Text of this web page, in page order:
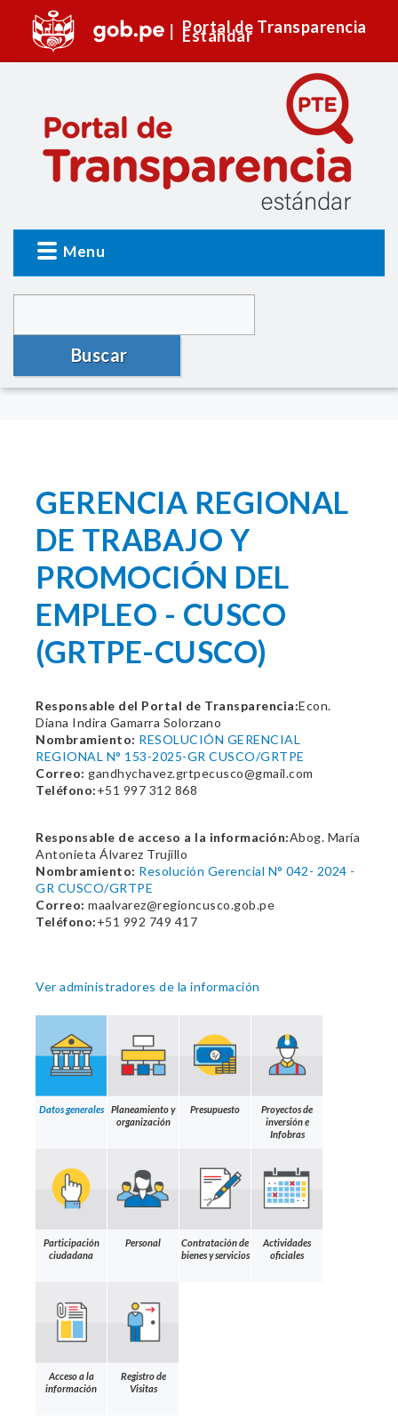
Portal de Transparencia
Estándar
Menu
Buscar
GERENCIA REGIONAL
DE TRABAJO Y
PROMOCIÓN DEL
EMPLEO - CUSCO
(GRTPE-CUSCO)
Responsable del Portal de Transparencia:Econ.
Diana Indira Gamarra Solorzano
Nombramiento: RESOLUCIÓN GERENCIAL
REGIONAL N° 153-2025-GR CUSCO/GRTPE
Correo: gandhychavez.grtpecusco@gmail.com
Teléfono:+51 997 312 868
Responsable de acceso a la información:Abog. María
Antonieta Álvarez Trujillo
Nombramiento: Resolución Gerencial N° 042- 2024 -
GR CUSCO/GRTPE
Correo: maalvarez@regioncusco.gob.pe
Teléfono:+51 992 749 417
Ver administradores de la información
Datos generales
Planeamiento y
organización
Presupuesto
Proyectos de
inversión e
Infobras
Participación
ciudadana
Personal
Contratación de
bienes y servicios
Actividades
oficiales
Acceso a la
información
Registro de
Visitas